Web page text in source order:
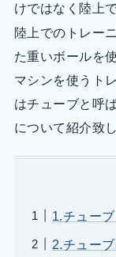
けではなく陸上
陸上でのトレー
た重いボールを
マシンを使うト
はチューブと呼
について紹介致
1.チュー
2.チュー